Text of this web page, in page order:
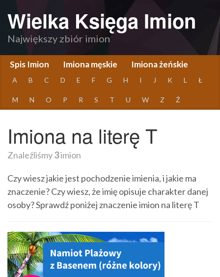
Wielka Księga Imion
Największy zbiór imion
Spis Imion Imiona męskie Imiona żeńskie
A B C D E F G H I J K L Ł
M N O P R S T U W Z Ż
Imiona na literę T
Znaleźliśmy3imion
Czy wiesz jakie jest pochodzenie imienia, i jakie ma
znaczenie? Czy wiesz, że imię opisuje charakter danej
osoby? Sprawdź poniżej znaczenie imion na literę T